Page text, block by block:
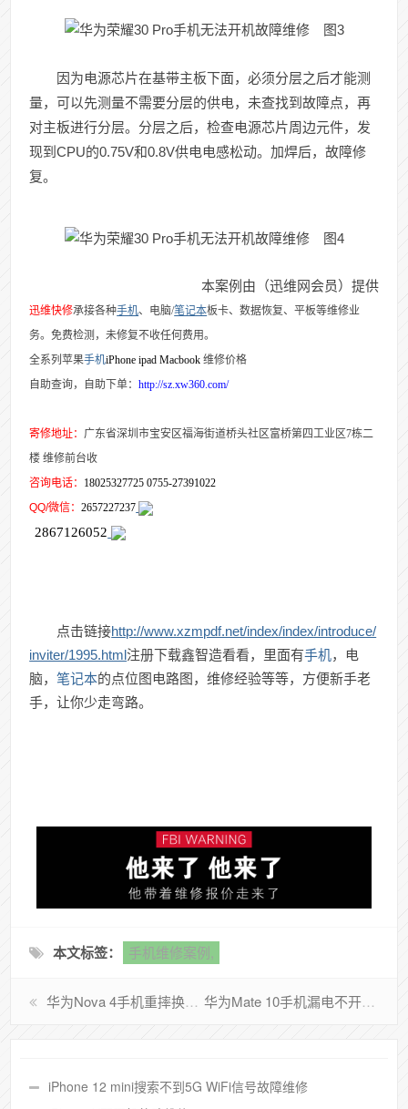
因为电源芯片在基带主板下面，必须分层之后才能测
量，可以先测量不需要分层的供电，未查找到故障点，再
对主板进行分层。分层之后，检查电源芯片周边元件，发
现到CPU的0.75V和0.8V供电电感松动。加焊后，故障修
复。
本案例由（迅维网会员）提供
迅维快修承接各种手机、电脑/笔记本板卡、数据恢复、平板等维修业
务。免费检测，未修复不收任何费用。
全系列苹果手机iPhone ipad Macbook维修价格
自助查询，自助下单：http://sz.xw360.com/
寄修地址： 广东省深圳市宝安区福海街道桥头社区富桥第四工业区7栋二
楼 维修前台收
咨询电话： 18025327725 0755-27391022
QQ/微信：2657227237
2867126052
点击链接http://www.xzmpdf.net/index/index/introduce/
inviter/1995.html注册下载鑫智造看看，里面有手机，电
脑，笔记本的点位图电路图，维修经验等等，方便新手老
手，让你少走弯路。
本文标签： 手机维修案例,
华为Nova 4手机重摔换屏后屏幕不显示维修 华为Mate 10手机漏电不开机故障维修
iPhone 12 mini搜索不到5G WiFi信号故障维修